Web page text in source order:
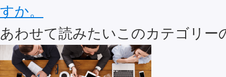
すか。
あわせて読みたいこのカテゴリー